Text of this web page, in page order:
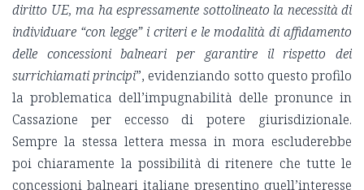
diritto UE, ma ha espressamente sottolineato la necessità di
individuare “con legge” i criteri e le modalità di affidamento
delle concessioni balneari per garantire il rispetto dei
surrichiamati principi”, evidenziando sotto questo profilo
la problematica dell’impugnabilità delle pronunce in
Cassazione per eccesso di potere giurisdizionale.
Sempre la stessa lettera messa in mora escluderebbe
poi chiaramente la possibilità di ritenere che tutte le
concessioni balneari italiane presentino quell’interesse